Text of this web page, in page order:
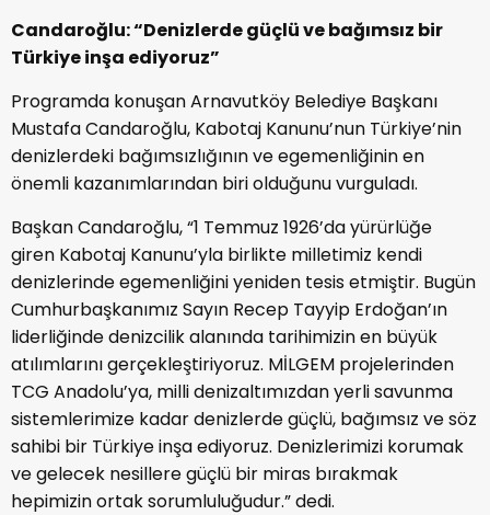
Candaroğlu: “Denizlerde güçlü ve bağımsız bir
Türkiye inşa ediyoruz”
Programda konuşan Arnavutköy Belediye Başkanı
Mustafa Candaroğlu, Kabotaj Kanunu’nun Türkiye’nin
denizlerdeki bağımsızlığının ve egemenliğinin en
önemli kazanımlarından biri olduğunu vurguladı.
Başkan Candaroğlu, “1 Temmuz 1926’da yürürlüğe
giren Kabotaj Kanunu’yla birlikte milletimiz kendi
denizlerinde egemenliğini yeniden tesis etmiştir. Bugün
Cumhurbaşkanımız Sayın Recep Tayyip Erdoğan’ın
liderliğinde denizcilik alanında tarihimizin en büyük
atılımlarını gerçekleştiriyoruz. MİLGEM projelerinden
TCG Anadolu’ya, milli denizaltımızdan yerli savunma
sistemlerimize kadar denizlerde güçlü, bağımsız ve söz
sahibi bir Türkiye inşa ediyoruz. Denizlerimizi korumak
ve gelecek nesillere güçlü bir miras bırakmak
hepimizin ortak sorumluluğudur.” dedi.